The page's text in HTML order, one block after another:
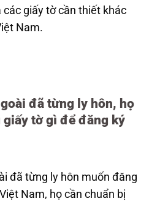
các giấy tờ cần thiết khác
Nam.
đã từng ly hôn, họ
tờ gì để đăng ký
đã từng ly hôn muốn đăng
Nam, họ cần chuẩn bị